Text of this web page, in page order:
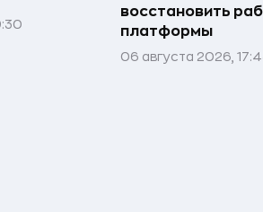
восстановить
платформы
06 августа 2026,